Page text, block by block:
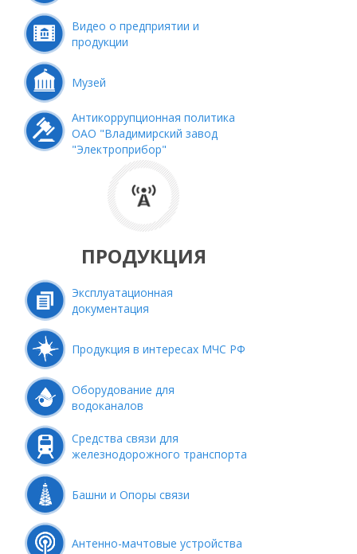
Видео о предприятии и
продукции
Музей
Антикоррупционная политика
ОАО "Владимирский завод
"Электроприбор"
ПРОДУКЦИЯ
Эксплуатационная
документация
Продукция в интересах МЧС РФ
Оборудование для
водоканалов
Средства связи для
железнодорожного транспорта
Башни и Опоры связи
Антенно-мачтовые устройства